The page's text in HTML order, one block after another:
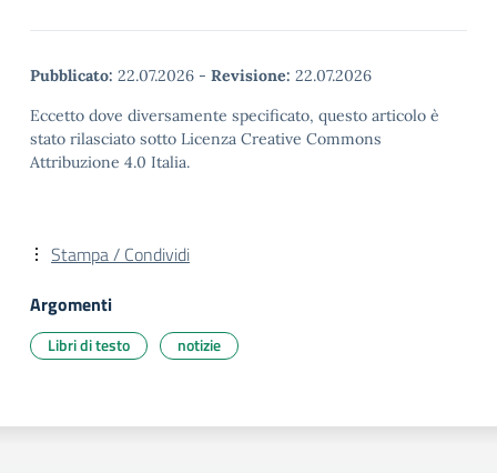
Pubblicato: 22.07.2026 - Revisione: 22.07.2026
Eccetto dove diversamente specificato, questo articolo è
stato rilasciato sotto Licenza Creative Commons
Attribuzione 4.0 Italia.
Stampa / Condividi
Argomenti
Libri di testo notizie